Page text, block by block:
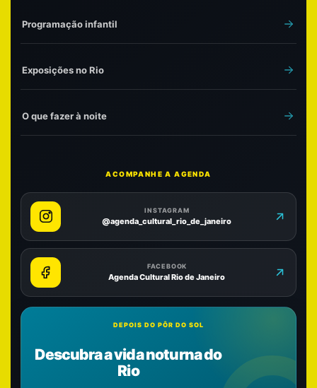
Programação infantil
Exposições no Rio
O que fazer à noite
ACOMPANHE A AGENDA
INSTAGRAM
@agenda_cultural_rio_de_janeiro
FACEBOOK
Agenda Cultural Rio de Janeiro
DEPOIS DO PÔR DO SOL
Descubra a vida noturna do
Rio